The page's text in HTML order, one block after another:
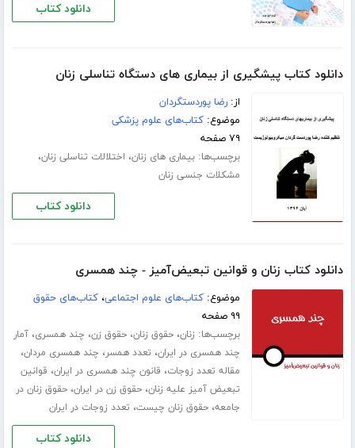
دانلود کتاب
دانلود کتاب پیشگیری از بیماری های دستگاه تناسلی زنان
از:رضا پوردستگردان
موضوع:کتاب‌های علوم پزشکی
۷۹ صفحه
برچسب‌ها:بیماری های زنان، اختلالات تناسلی زنان،
مشکلات جنسی زنان
دانلود کتاب
دانلود کتاب زنان و قوانین تبعیض‌آمیز - چند همسری
موضوع:کتاب‌های علوم اجتماعی،کتاب‌های حقوق
۹۹ صفحه
برچسب‌ها: زنان،حقوق زنان،حقوق زن، چند همسری،آمار
چند همسری در ایران، تعدد همسر، چند همسری مردان،
مقاله تعدد زوجات، قانون چند همسری در ایران، قوانین
تبعیض آمیز علیه زنان،حقوق زن در ایران،حقوق زنان در
جامعه،حقوق زنان چیست، تعدد زوجات در ایران
دانلود کتاب